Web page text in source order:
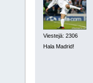
Viestejä: 2306
Hala Madrid!